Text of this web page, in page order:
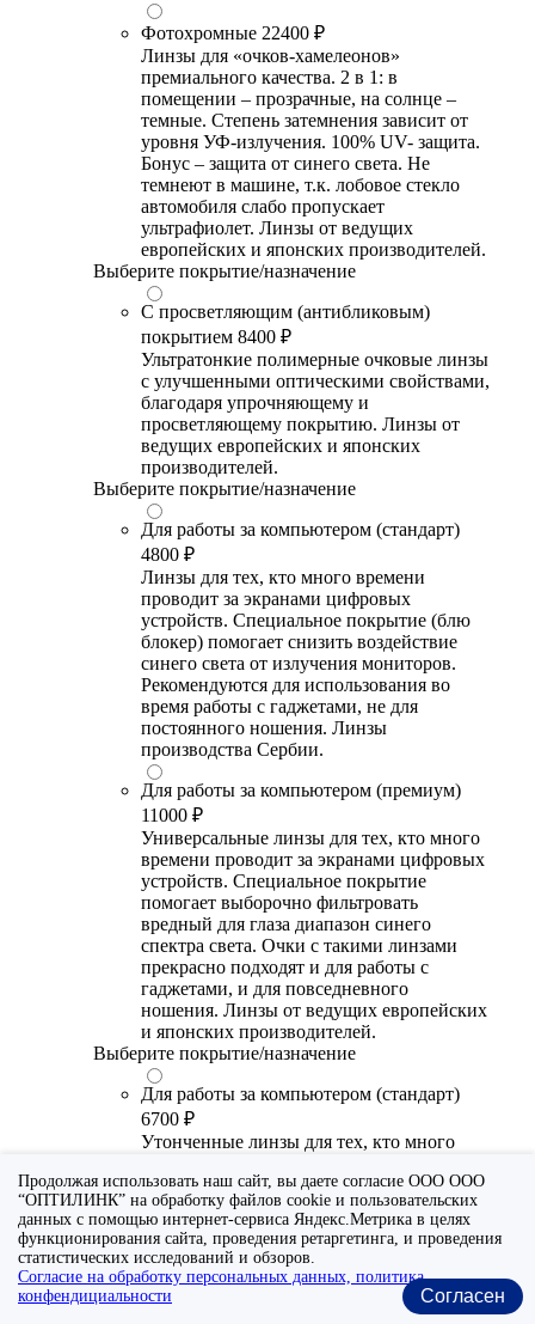
Фотохромные 22400 ₽
Линзы для «очков-хамелеонов»
премиального качества. 2 в 1: в
помещении – прозрачные, на солнце –
темные. Степень затемнения зависит от
уровня УФ-излучения. 100% UV- защита.
Бонус – защита от синего света. Не
темнеют в машине, т.к. лобовое стекло
автомобиля слабо пропускает
ультрафиолет. Линзы от ведущих
европейских и японских производителей.
Выберите покрытие/назначение
С просветляющим (антибликовым)
покрытием 8400 ₽
Ультратонкие полимерные очковые линзы
с улучшенными оптическими свойствами,
благодаря упрочняющему и
просветляющему покрытию. Линзы от
ведущих европейских и японских
производителей.
Выберите покрытие/назначение
Для работы за компьютером (стандарт)
4800 ₽
Линзы для тех, кто много времени
проводит за экранами цифровых
устройств. Специальное покрытие (блю
блокер) помогает снизить воздействие
синего света от излучения мониторов.
Рекомендуются для использования во
время работы с гаджетами, не для
постоянного ношения. Линзы
производства Сербии.
Для работы за компьютером (премиум)
11000 ₽
Универсальные линзы для тех, кто много
времени проводит за экранами цифровых
устройств. Специальное покрытие
помогает выборочно фильтровать
вредный для глаза диапазон синего
спектра света. Очки с такими линзами
прекрасно подходят и для работы с
гаджетами, и для повседневного
ношения. Линзы от ведущих европейских
и японских производителей.
Выберите покрытие/назначение
Для работы за компьютером (стандарт)
6700 ₽
Утонченные линзы для тех, кто много
устройств. Специальное покрытие (блю
блокер) помогает снизить воздействие
синего света от излучения мониторов.
Рекомендуются для использования во
время работы с гаджетами, не для
постоянного ношения. Линзы
производства Сербии или Ю.-В. Азии.
Продолжая использовать наш сайт, вы даете согласие ООО ООО
“ОПТИЛИНК” на обработку файлов cookie и пользовательских
данных с помощью интернет-сервиса Яндекс.Метрика в целях
функционирования сайта, проведения ретаргетинга, и проведения
статистических исследований и обзоров.
Согласие на обработку персональных данных, политика
конфендициальности
Согласен